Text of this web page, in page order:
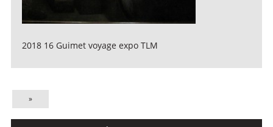
2018 16 Guimet voyage expo TLM
»